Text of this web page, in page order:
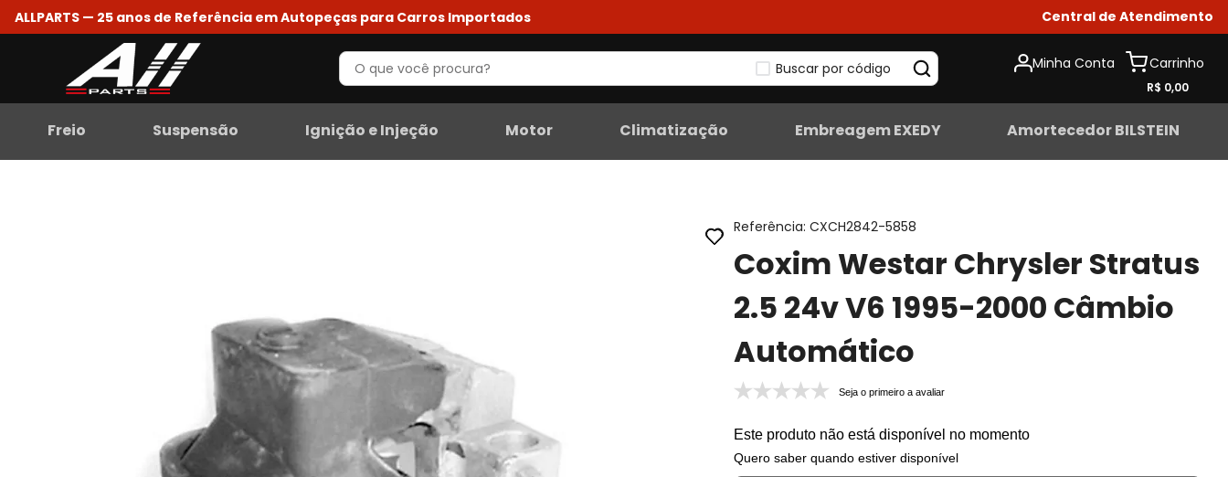
ALLPARTS — 25 anos de Referência em Autopeças para Carros Importados Central de Atendimento
Buscar por código Minha Conta
R$ 0,00
Freio Suspensão Ignição e Injeção Motor Climatização Embreagem EXEDY Amortecedor BILSTEIN
Referência:CXCH2842-5858
Coxim Westar Chrysler Stratus
2.5 24v V6 1995-2000 Câmbio
Automático
Seja o primeiro a avaliar
Este produto não está disponível no momento
Quero saber quando estiver disponível